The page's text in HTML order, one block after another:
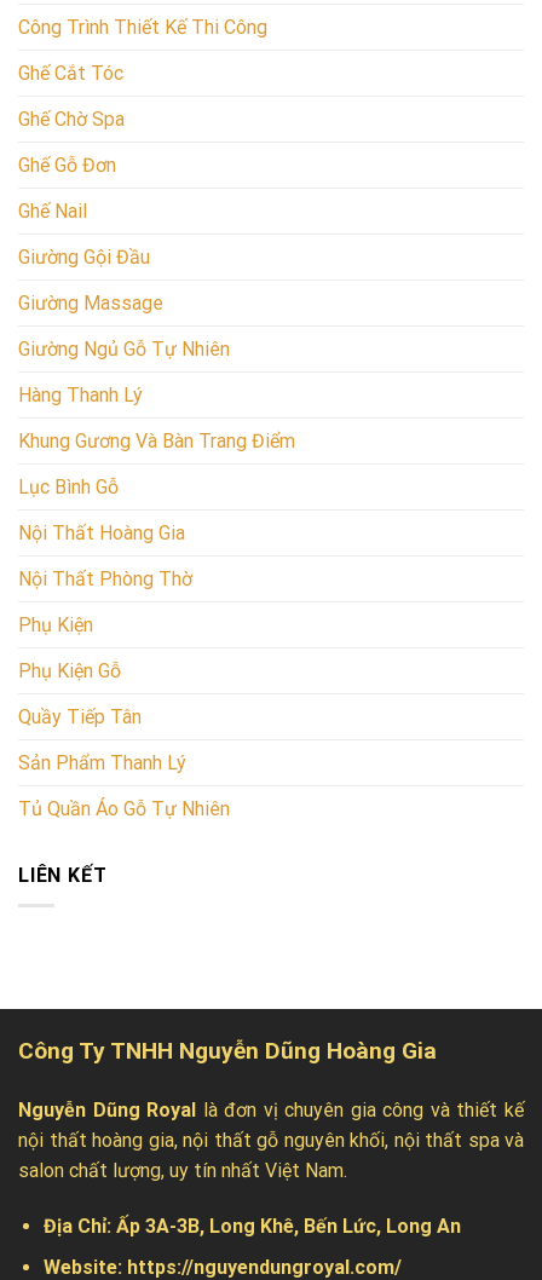
Công Trình Thiết Kế Thi Công
Ghế Cắt Tóc
Ghế Chờ Spa
Ghế Gỗ Đơn
Ghế Nail
Giường Gội Đầu
Giường Massage
Giường Ngủ Gỗ Tự Nhiên
Hàng Thanh Lý
Khung Gương Và Bàn Trang Điểm
Lục Bình Gỗ
Nội Thất Hoàng Gia
Nội Thất Phòng Thờ
Phụ Kiện
Phụ Kiện Gỗ
Quầy Tiếp Tân
Sản Phẩm Thanh Lý
Tủ Quần Áo Gỗ Tự Nhiên
LIÊN KẾT
Công Ty TNHH Nguyễn Dũng Hoàng Gia
Nguyễn Dũng Royal là đơn vị chuyên gia công và thiết kế
nội thất hoàng gia, nội thất gỗ nguyên khối, nội thất spa và
salon chất lượng, uy tín nhất Việt Nam.
Địa Chỉ: Ấp 3A-3B, Long Khê, Bến Lức, Long An
Website: https://nguyendungroyal.com/